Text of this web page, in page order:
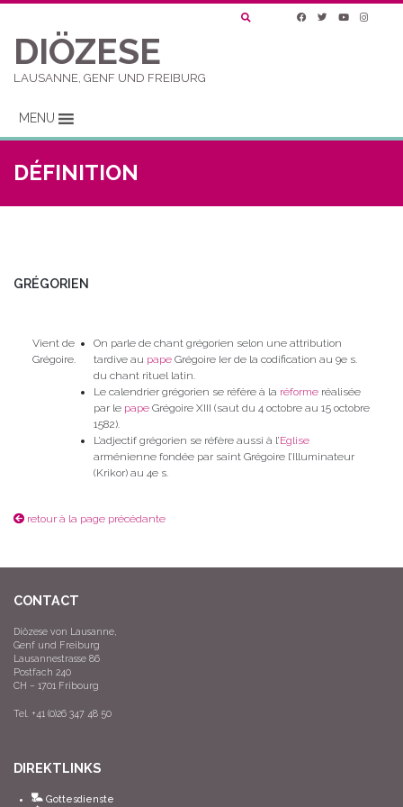
DIÖZESE
LAUSANNE, GENF UND FREIBURG
MENU
DÉFINITION
GRÉGORIEN
Vient de
Grégoire.
On parle de chant grégorien selon une attribution
tardive au papeGrégoire Ier de la codification au 9e s.
du chant rituel latin.
Le calendrier grégorien se réfère à la réformeréalisée
par le papeGrégoire XIII (saut du 4 octobre au 15 octobre
1582).
L’adjectif grégorien se réfère aussi à l’Eglise
arménienne fondée par saint Grégoire l’Illuminateur
(Krikor) au 4e s.
retour à la page précédante
CONTACT
Diözese von Lausanne,
Genf und Freiburg
Lausannestrasse 86
Postfach 240
CH – 1701 Fribourg
Tel. +41 (0)26 347 48 50
DIREKTLINKS
Gottesdienste